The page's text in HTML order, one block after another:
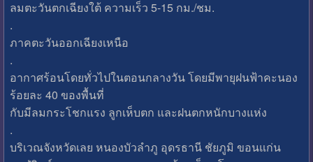
ลมตะวันตกเฉียงใต้ ความเร็ว 5-15 กม./ชม.
.
ภาคตะวันออกเฉียงเหนือ
.
อากาศร้อนโดยทั่วไปในตอนกลางวัน โดยมีพายุฝนฟ้าคะนอง
ร้อยละ 40 ของพื้นที่
กับมีลมกระโชกแรง ลูกเห็บตก และฝนตกหนักบางแห่ง
.
บริเวณจังหวัดเลย หนองบัวลำภู อุดรธานี ชัยภูมิ ขอนแก่น